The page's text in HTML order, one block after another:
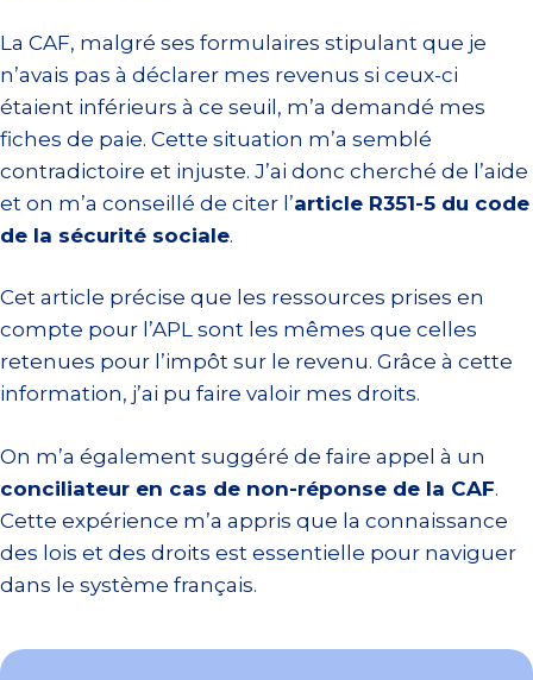
La CAF, malgré ses formulaires stipulant que je
n’avais pas à déclarer mes revenus si ceux-ci
étaient inférieurs à ce seuil, m’a demandé mes
fiches de paie. Cette situation m’a semblé
contradictoire et injuste. J’ai donc cherché de l’aide
et on m’a conseillé de citer l’article R351-5 du code
de la sécurité sociale.
Cet article précise que les ressources prises en
compte pour l’APL sont les mêmes que celles
retenues pour l’impôt sur le revenu. Grâce à cette
information, j’ai pu faire valoir mes droits.
On m’a également suggéré de faire appel à un
conciliateur en cas de non-réponse de la CAF.
Cette expérience m’a appris que la connaissance
des lois et des droits est essentielle pour naviguer
dans le système français.